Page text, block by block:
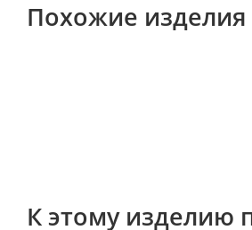
Похожие изделия
К этому изделию